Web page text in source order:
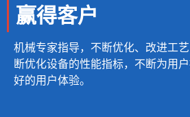
赢得客户
机械专家指导，不断优化、改进工
断优化设备的性能指标，不断为用
好的用户体验。